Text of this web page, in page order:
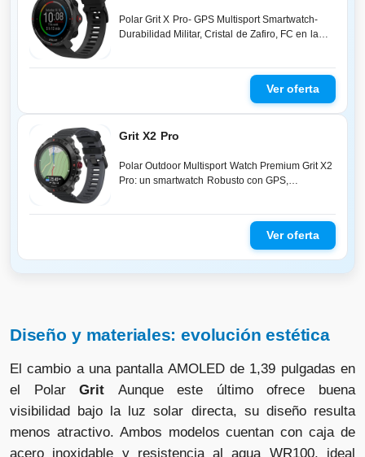
Polar Grit X Pro- GPS Multisport Smartwatch-
Durabilidad Militar, Cristal de Zafiro, FC en la
Grit X2 Pro
Polar Outdoor Multisport Watch Premium Grit X2
Pro: un smartwatch Robusto con GPS,
Diseño y materiales: evolución estética
El cambio a una pantalla AMOLED de 1,39 pulgadas en
el PolarGrit Aunque este último ofrece buena
visibilidad bajo la luz solar directa, su diseño resulta
menos atractivo. Ambos modelos cuentan con caja de
acero inoxidable y resistencia al agua WR100, ideal